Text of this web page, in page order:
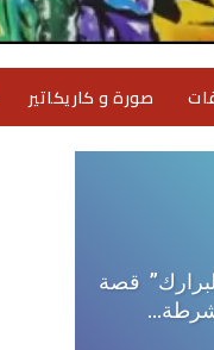
صورة و كاريكاتير
قصة